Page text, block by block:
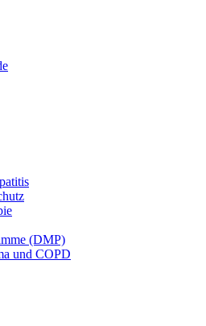
(DMP)
und COPD